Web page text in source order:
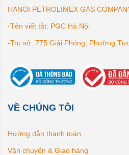
HANOI PETROLIMEX GAS
-Tên viết tắt: PGC Hà Nội
-Trụ sở: 775 Giải Phóng, Phường
VỀ CHÚNG TÔI
Hướng dẫn thanh toán
Vận chuyển & Giao hàng